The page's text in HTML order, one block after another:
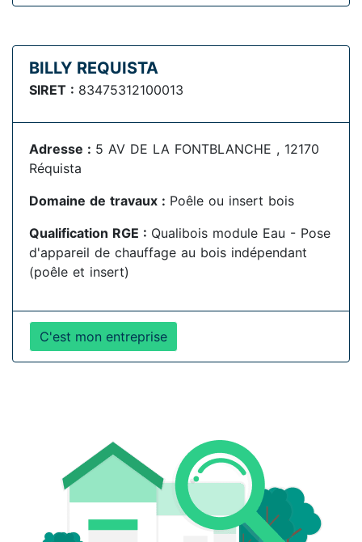
BILLY REQUISTA
SIRET : 83475312100013
Adresse : 5 AV DE LA FONTBLANCHE , 12170
Réquista
Domaine de travaux : Poêle ou insert bois
Qualification RGE : Qualibois module Eau - Pose
d'appareil de chauffage au bois indépendant
(poêle et insert)
C'est mon entreprise